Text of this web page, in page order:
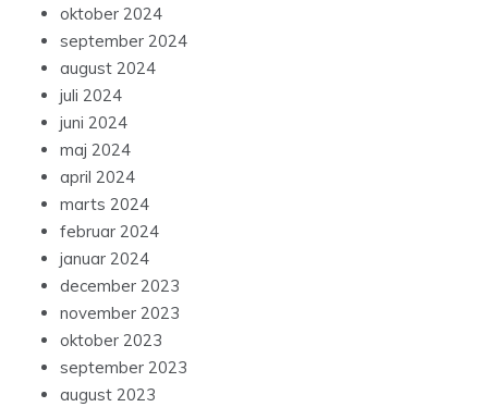
oktober 2024
september 2024
august 2024
juli 2024
juni 2024
maj 2024
april 2024
marts 2024
februar 2024
januar 2024
december 2023
november 2023
oktober 2023
september 2023
august 2023